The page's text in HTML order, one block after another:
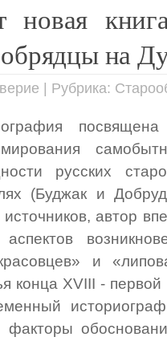
на
| Рубрика:
посвящена
русских
(Буджак и
источников, автор
и
конца XVIII -
факторы